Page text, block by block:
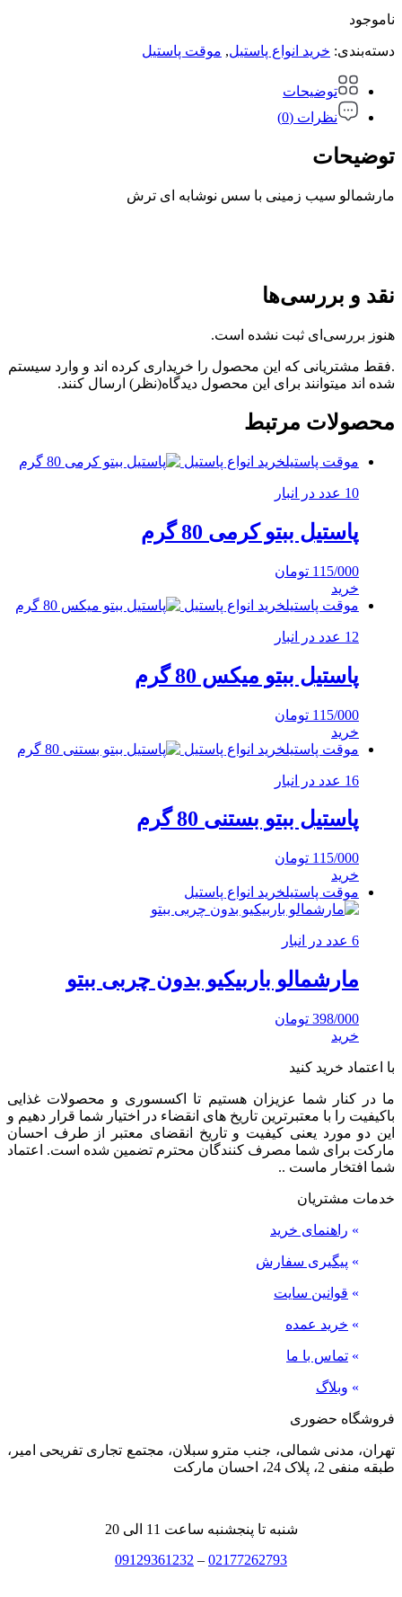
ناموجود
دسته‌بندی: خرید انواع پاستیل, موقت پاستیل
توضیحات
نظرات (0)
توضیحات
مارشمالو سیب زمینی با سس نوشابه ای ترش
نقد و بررسی‌ها
هنوز بررسی‌ای ثبت نشده است.
.فقط مشتریانی که این محصول را خریداری کرده اند و وارد سیستم
شده اند میتوانند برای این محصول دیدگاه(نظر) ارسال کنند.
محصولات مرتبط
موقت پاستیلخرید انواع پاستیل
10 عدد در انبار
پاستیل ببتو کرمی 80 گرم
115/000 تومان
خرید
موقت پاستیلخرید انواع پاستیل
12 عدد در انبار
پاستیل ببتو میکس 80 گرم
115/000 تومان
خرید
موقت پاستیلخرید انواع پاستیل
16 عدد در انبار
پاستیل ببتو بستنی 80 گرم
115/000 تومان
خرید
موقت پاستیلخرید انواع پاستیل
6 عدد در انبار
مارشمالو باربیکیو بدون چربی ببتو
398/000 تومان
خرید
با اعتماد خرید کنید
ما در کنار شما عزیزان هستیم تا اکسسوری و محصولات غذایی
باکیفیت را با معتبرترین تاریخ های انقضاء در اختیار شما قرار دهیم و
این دو مورد یعنی کیفیت و تاریخ انقضای معتبر از طرف احسان
مارکت برای شما مصرف کنندگان محترم تضمین شده است. اعتماد
شما افتخار ماست ..
خدمات مشتریان
» راهنمای خرید
» پیگیری سفارش
» قوانین سایت
» خرید عمده
» تماس با ما
» وبلاگ
فروشگاه حضوری
تهران، مدنی شمالی، جنب مترو سبلان، مجتمع تجاری تفریحی امیر،
طبقه منفی 2، پلاک 24، احسان مارکت
شنبه تا پنجشنبه ساعت 11 الی 20
02177262793
–
09129361232